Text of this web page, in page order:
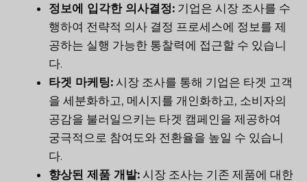
정보에 입각한 의사결정: 기업은 시장 조사를 수
행하여 전략적 의사 결정 프로세스에 정보를 제
공하는 실행 가능한 통찰력에 접근할 수 있습니
다.
타겟 마케팅: 시장 조사를 통해 기업은 타겟 고객
을 세분화하고, 메시지를 개인화하고, 소비자의
공감을 불러일으키는 타겟 캠페인을 제공하여
궁극적으로 참여도와 전환율을 높일 수 있습니
다.
향상된 제품 개발: 시장 조사는 기존 제품에 대한